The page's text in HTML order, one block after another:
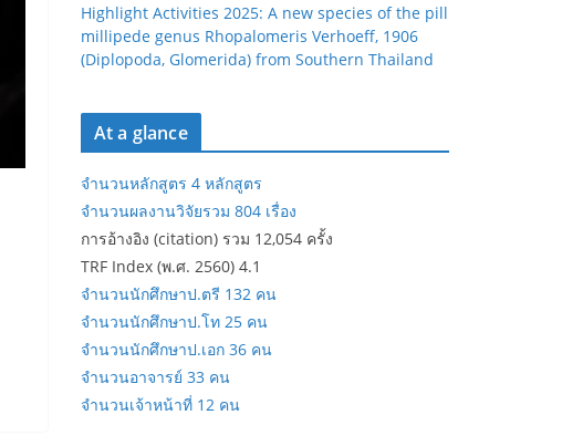
Highlight Activities 2025: A new species of the pill
millipede genus Rhopalomeris Verhoeff, 1906
(Diplopoda, Glomerida) from Southern Thailand
At a glance
จำนวนหลักสูตร 4 หลักสูตร
จำนวนผลงานวิจัยรวม 804 เรื่อง
การอ้างอิง (citation) รวม 12,054 ครั้ง
TRF Index (พ.ศ. 2560) 4.1
จำนวนนักศึกษาป.ตรี 132 คน
จำนวนนักศึกษาป.โท 25 คน
จำนวนนักศึกษาป.เอก 36 คน
จำนวนอาจารย์ 33 คน
จำนวนเจ้าหน้าที่ 12 คน